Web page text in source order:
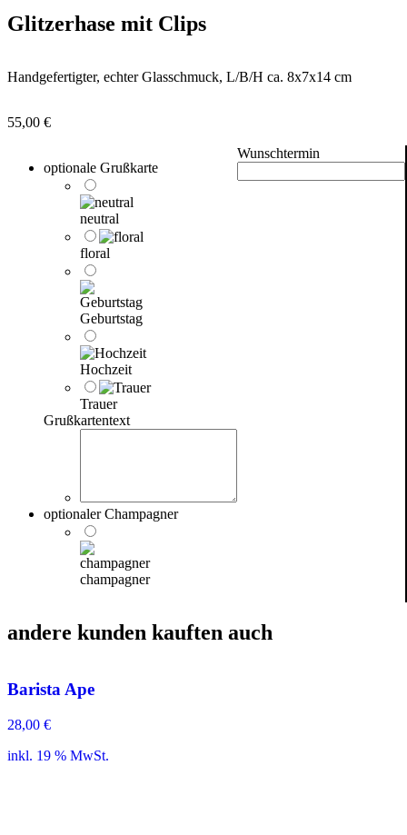
Glitzerhase mit Clips
Handgefertigter, echter Glasschmuck, L/B/H ca. 8x7x14 cm
55,00 €
optionale Grußkarte
neutral
floral
Geburtstag
Hochzeit
Trauer
Grußkartentext
optionaler Champagner
champagner
Wunschtermin
andere kunden kauften auch
Barista Ape
28,00 €
inkl. 19 % MwSt.